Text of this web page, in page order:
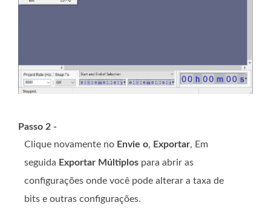
Passo 2 -
Clique novamente no Envie o, Exportar, Em
seguida Exportar Múltiplos para abrir as
configurações onde você pode alterar a taxa de
bits e outras configurações.